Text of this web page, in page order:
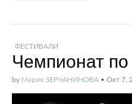
ФЕСТИВАЛИ
Чемпионат
by Мария ЗЕРЧАНИНОВА • Окт 7,